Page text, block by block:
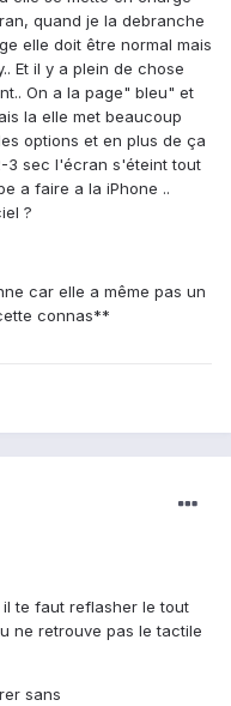
quand je la debranche
elle doit être normal mais
Et il y a plein de chose
On a la page" bleu" et
la elle met beaucoup
options et en plus de ça
3 sec l'écran s'éteint tout
a faire a la iPhone ..
?
car elle a même pas un
connas**
te faut reflasher le tout
ne retrouve pas le tactile
sans